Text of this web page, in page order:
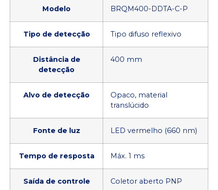
Modelo BRQM400-DDTA-C-P
Tipo de detecção Tipo difuso reflexivo
Distância de
detecção
400 mm
Alvo de detecção
Opaco, material
translúcido
Fonte de luz LED vermelho (660 nm)
Tempo de resposta Máx. 1 ms
Saída de controle Coletor aberto PNP